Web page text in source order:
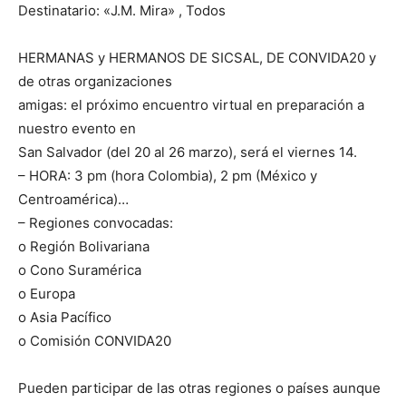
Destinatario: «J.M. Mira» , Todos
HERMANAS y HERMANOS DE SICSAL, DE CONVIDA20 y
de otras organizaciones
amigas: el próximo encuentro virtual en preparación a
nuestro evento en
San Salvador (del 20 al 26 marzo), será el viernes 14.
– HORA: 3 pm (hora Colombia), 2 pm (México y
Centroamérica)…
– Regiones convocadas:
o Región Bolivariana
o Cono Suramérica
o Europa
o Asia Pacífico
o Comisión CONVIDA20
Pueden participar de las otras regiones o países aunque